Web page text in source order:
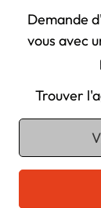
Demande
vous avec
Trouver